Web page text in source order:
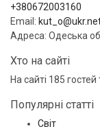
+380672003160
Email:
Адреса: Одеська
Хто на сайті
На сайті 185 гостей
Популярні статті
Світ